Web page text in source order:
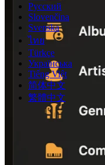
Русский
Slovenčina
Svenska
ไทย
Türkçe
Українська
Tiếng Việt
简体中文
繁體中文